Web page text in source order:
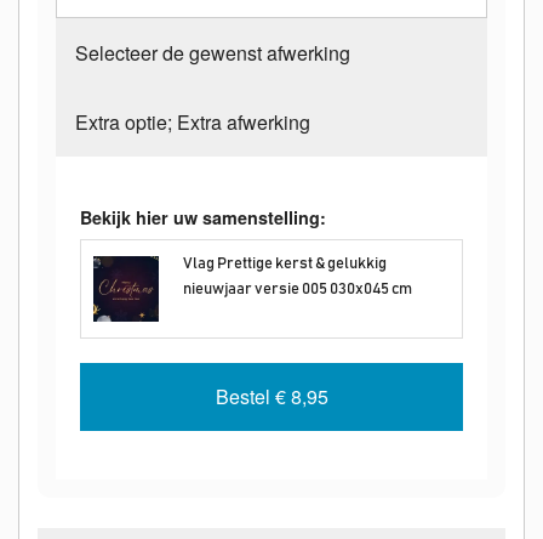
Selecteer de gewenst afwerking
Extra optie; Extra afwerking
Bekijk hier uw samenstelling:
Vlag Prettige kerst & gelukkig
nieuwjaar versie 005 030x045 cm
Bestel € 8,95